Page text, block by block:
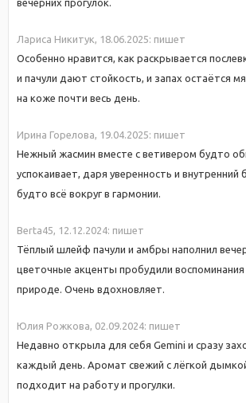
Лариса Никитук, 18.06.2025: пишет
Особенно нравится, как раскрывается
и пачули дают стойкость, и запах остаётся
на коже почти весь день.
Ирина Горелова, 19.04.2025: пишет
Нежный жасмин вместе с ветивером будто
успокаивает, даря уверенность и внутренний
будто всё вокруг в гармонии.
Berta45, 12.12.2024: пишет
Тёплый шлейф пачули и амбры наполнил
цветочные акценты пробудили воспоминания
природе. Очень вдохновляет.
Юлия Рожкова, 02.09.2024: пишет
Недавно открыла для себя Gemini и сразу
каждый день. Аромат свежий с лёгкой
подходит на работу и прогулки.